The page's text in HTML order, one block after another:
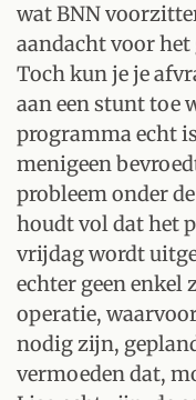
wat BNN
aandacht voor
Toch kun je je
aan een stunt toe
programma echt
menigeen
probleem onder
houdt vol dat het
vrijdag wordt
echter geen enkel
operatie,
nodig zijn,
vermoeden dat,